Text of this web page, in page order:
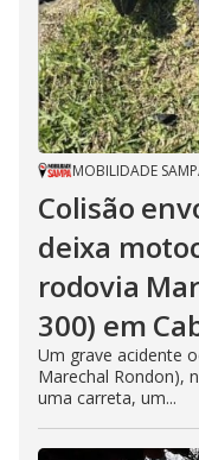
MOBILIDADE
Colisão
deixa
rodovia
300) em
Um grave acidente
Marechal Rondon),
uma carreta, um...